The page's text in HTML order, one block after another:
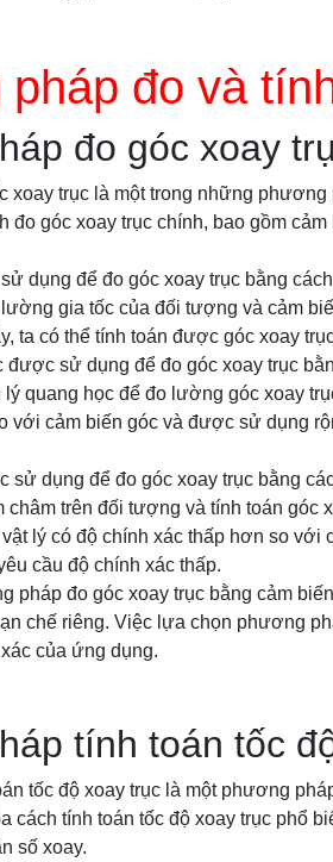
đo và
đo góc xoay
xoay trục là một trong những
đo góc xoay trục chính, bao gồm
dụng để đo góc xoay trục bằng
gia tốc của đối tượng và cảm
ta có thể tính toán được góc xoay
được sử dụng để đo góc xoay trục
quang học để đo lường góc xoay
với cảm biến góc và được sử dụng
sử dụng để đo góc xoay trục bằng
châm trên đối tượng và tính toán góc
lý có độ chính xác thấp hơn so
cầu độ chính xác thấp.
pháp đo góc xoay trục bằng cảm
chế riêng. Việc lựa chọn phương
của ứng dụng.
tính toán tốc
tốc độ xoay trục là một phương
cách tính toán tốc độ xoay trục phổ
số xoay.